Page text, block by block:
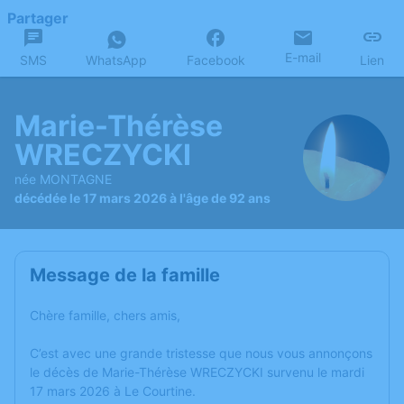
Partager
SMS WhatsApp Facebook E-mail Lien
Marie-Thérèse
WRECZYCKI
née MONTAGNE
décédée le 17 mars 2026 à l'âge de 92 ans
Message de la famille
Chère famille, chers amis,
C’est avec une grande tristesse que nous vous annonçons
le décès de Marie-Thérèse WRECZYCKI survenu le mardi
17 mars 2026 à Le Courtine.